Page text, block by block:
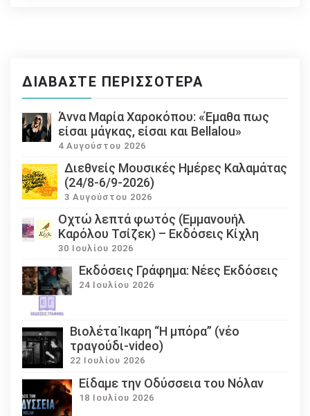
ΔΙΑΒΆΣΤΕ ΠΕΡΙΣΣΌΤΕΡΑ
Άννα Μαρία Χαροκόπου: «Έμαθα πως
είσαι μάγκας, είσαι και Bellalou»
4 Αυγούστου 2026
Διεθνείς Μουσικές Ημέρες Καλαμάτας
(24/8-6/9-2026)
3 Αυγούστου 2026
Οχτώ λεπτά φωτός (Εμμανουήλ
Καρόλου Τσίζεκ) – Εκδόσεις Κίχλη
30 Ιουλίου 2026
Εκδόσεις Γράφημα: Νέες Εκδόσεις
24 Ιουλίου 2026
Βιολέτα Ίκαρη “Η μπόρα” (νέο
τραγούδι-video)
22 Ιουλίου 2026
Eίδαμε την Οδύσσεια του Νόλαν
18 Ιουλίου 2026